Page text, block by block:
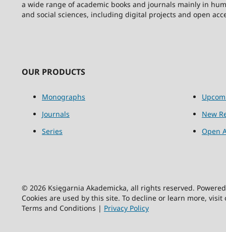
a wide range of academic books and journals mainly in
and social sciences, including digital projects and open
OUR PRODUCTS
Monographs
Journals
Series
New
Open
© 2026 Księgarnia Akademicka, all rights reserved.
Cookies are used by this site. To decline or learn more,
Terms and Conditions | Privacy Policy